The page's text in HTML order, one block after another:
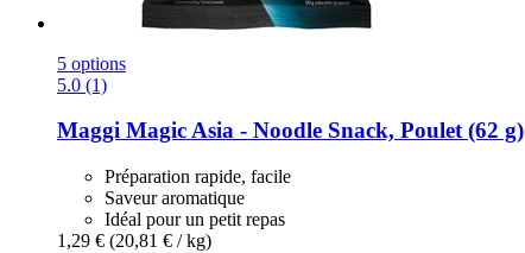
5 options
5.0 (1)
Maggi Magic Asia -​ Noodle Snack, Poulet (62 g)
Préparation rapide, facile
Saveur aromatique
Idéal pour un petit repas
1,29 € (20,81 € / kg)